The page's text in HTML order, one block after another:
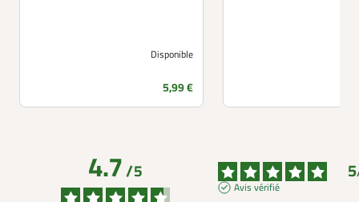
Disponible
Prix
5,99 €
4.7/5 5
Avis vérifié